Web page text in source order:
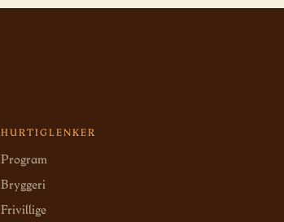
HURTIGLENKER
Program
Bryggeri
Frivillige